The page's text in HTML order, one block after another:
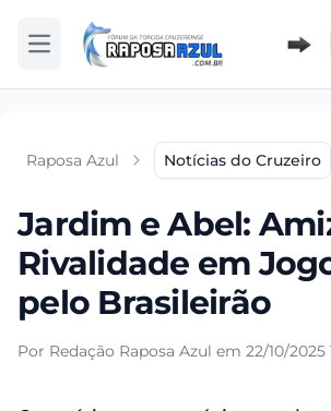
Abrir menu
Raposa Azul Notícias do Cruzeiro
Jardim e Abel:
Rivalidade em
pelo Brasileirão
Por Redação Raposa Azul em 22/10/2025